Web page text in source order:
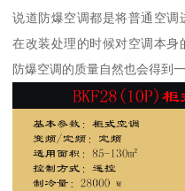
说道防爆空调都是将普通空调
在改装处理的时候对空调本
防爆空调的质量自然也会得到一